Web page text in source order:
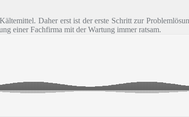
Daher erst ist der erste Schritt zur
einer Fachfirma mit der Wartung immer ratsam.